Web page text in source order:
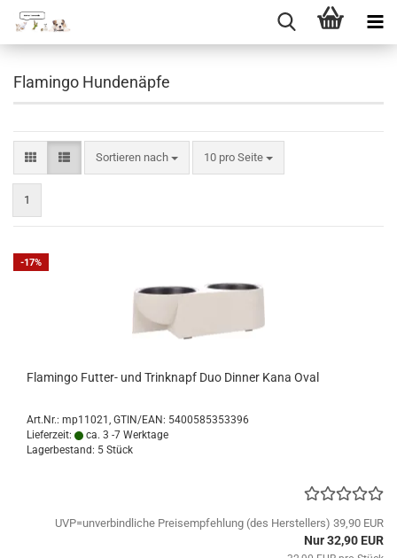
Hauptinhalt
Flamingo Hundenäpfe
Sortieren nach
Sortieren nach 10 pro Seite
pro Seite
1
-17%
Flamingo Futter- und Trinknapf Duo Dinner Kana Oval
Art.Nr.: mp11021 GTIN/EAN: 5400585353396
Lieferzeit:
ca. 3 -7 Werktage
Lagerbestand: 5 Stück
UVP=unverbindliche Preisempfehlung (des Herstellers) 39,90 EUR
Nur 32,90 EUR